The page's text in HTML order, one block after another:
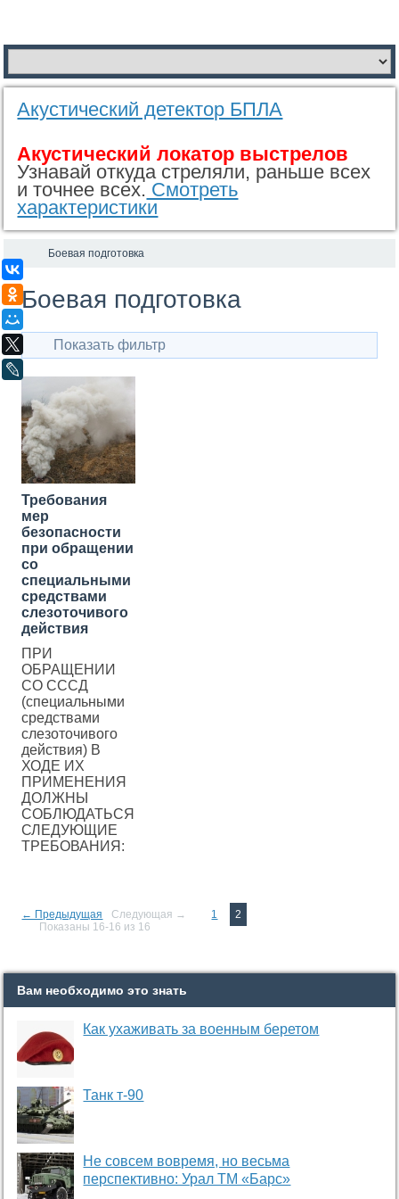
Одноклассники
Акустический детектор БПЛА
Акустический локатор выстрелов
Узнавай откуда стреляли, раньше всех
и точнее всех. Смотреть
характеристики
Боевая подготовка
Боевая подготовка
Показать фильтр
Требования
мер
безопасности
при обращении
со
специальными
средствами
слезоточивого
действия
ПРИ
ОБРАЩЕНИИ
СО СССД
(специальными
средствами
слезоточивого
действия) В
ХОДЕ ИХ
ПРИМЕНЕНИЯ
ДОЛЖНЫ
СОБЛЮДАТЬСЯ
СЛЕДУЮЩИЕ
ТРЕБОВАНИЯ:
← Предыдущая Следующая → 1
2
Показаны 16-16 из 16
Вам необходимо это знать
Как ухаживать за военным беретом
Танк т-90
Не совсем вовремя, но весьма
перспективно: Урал ТМ «Барс»